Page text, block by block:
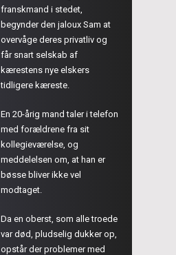
franskmand i stedet,
begynder den jaloux Sam at
overvåge deres privatliv og
får snart selskab af
kærestens nye elskers
tidligere kæreste.
En 20-årig mand taler i telefon
med forældrene fra sit
kollegieværelse, og
meddelelsen om, at han er
bøsse bliver ikke vel
modtaget.
Da en oberst, som alle troede
var død, pludselig dukker op,
opstår der problemer med